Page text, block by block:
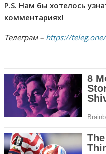
P.S. Нам бы хотелось
комментариях!
Телеграм – https://